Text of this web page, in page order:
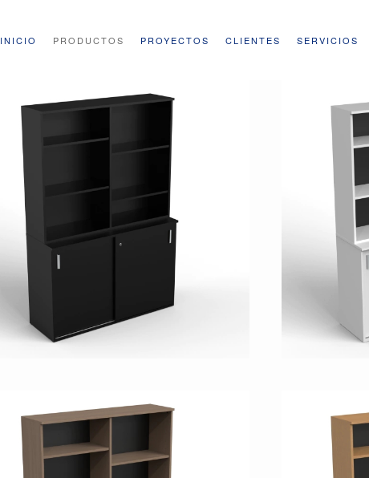
INICIO PRODUCTOS PROYECTOS CLIENTES SERVICIOS